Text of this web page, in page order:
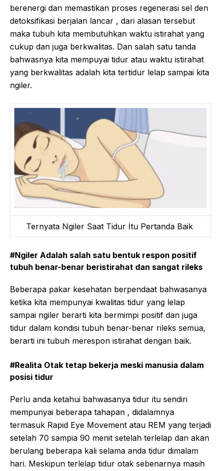
berenergi dan memastikan proses regenerasi sel den
detoksifikasi berjalan lancar , dari alasan tersebut
maka tubuh kita membutuhkan waktu istirahat yang
cukup dan juga berkwalitas. Dan salah satu tanda
bahwasnya kita mempuyai tidur atau waktu istirahat
yang berkwalitas adalah kita tertidur lelap sampai kita
ngiler.
Ternyata Ngiler Saat Tidur Itu Pertanda Baik
#Ngiler Adalah salah satu bentuk respon positif
tubuh benar-benar beristirahat dan sangat rileks
Beberapa pakar kesehatan berpendaat bahwasanya
ketika kita mempunyai kwalitas tidur yang lelap
sampai ngiler berarti kita bermimpi positif dan juga
tidur dalam kondisi tubuh benar-benar rileks semua,
berarti ini tubuh merespon istirahat dengan baik.
#Realita Otak tetap bekerja meski manusia dalam
posisi tidur
Perlu anda ketahui bahwasanya tidur itu sendiri
mempunyai beberapa tahapan , didalamnya
termasuk Rapid Eye Movement atau REM yang terjadi
setelah 70 sampia 90 menit setelah terlelap dan akan
berulang beberapa kali selama anda tidur dimalam
hari. Meskipun terlelap tidur otak sebenarnya masih